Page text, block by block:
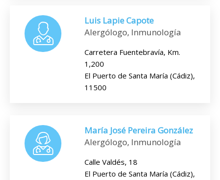
Luis Lapie Capote
Alergólogo, Inmunología
Carretera Fuentebravía, Km.
1,200
El Puerto de Santa María (Cádiz),
11500
María José Pereira González
Alergólogo, Inmunología
Calle Valdés, 18
El Puerto de Santa María (Cádiz),